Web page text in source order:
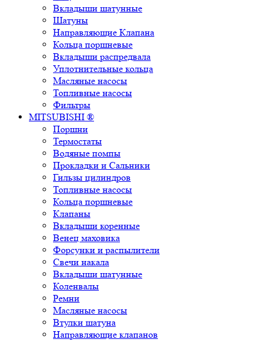
Вкладыши шатунные
Шатуны
Направляющие Клапана
Кольца поршневые
Вкладыши распредвала
Уплотнительные кольца
Масляные насосы
Топливные насосы
Фильтры
MITSUBISHI ®
Поршни
Термостаты
Водяные помпы
Прокладки и Сальники
Гильзы цилиндров
Топливные насосы
Кольца поршневые
Клапаны
Вкладыши коренные
Венец маховика
Форсунки и распылители
Свечи накала
Вкладыши шатунные
Коленвалы
Ремни
Масляные насосы
Втулки шатуна
Направляющие клапанов